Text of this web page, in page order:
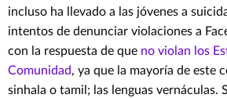
incluso ha llevado a las jóvenes a
intentos de denunciar violaciones a
con la respuesta de que no violan los
Comunidad, ya que la mayoría de este
sinhala o tamil; las lenguas vernáculas.